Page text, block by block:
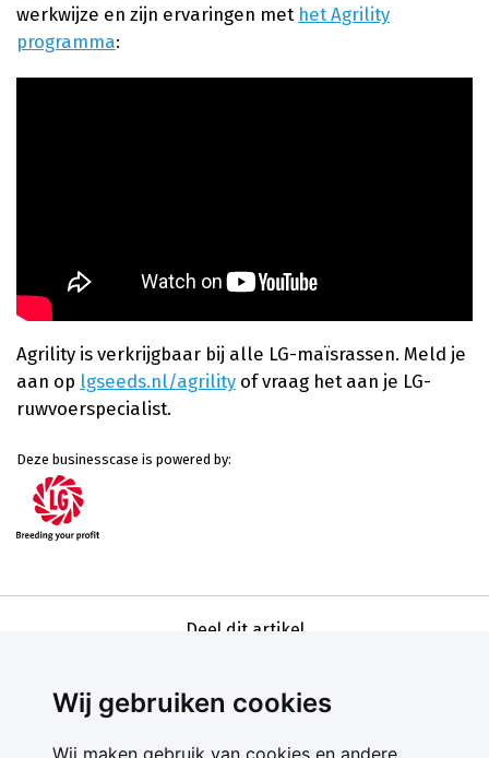
Wij gebruiken cookies
Wij maken gebruik van cookies en andere
werkwijze en zijn ervaringen met het Agrility
programma:
Agrility is verkrijgbaar bij alle LG-maïsrassen. Meld je
aan op lgseeds.nl/agrility of vraag het aan je LG-
ruwvoerspecialist.
Deze businesscase is powered by:
Deel dit artikel